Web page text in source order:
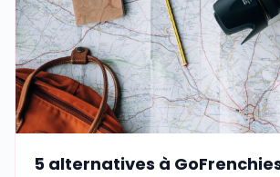
5 alternatives à